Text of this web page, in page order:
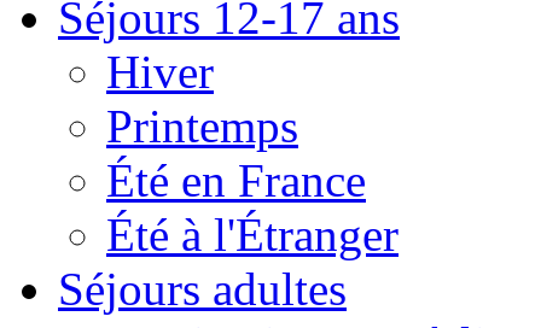
Séjours 12-17 ans
Hiver
Printemps
Été en France
Été à l'Étranger
Séjours adultes